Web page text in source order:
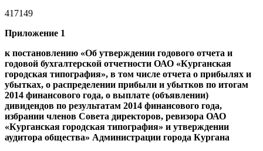
417149
Приложение 1
к постановлению «Об утверждении годового отчета и
годовой бухгалтерской отчетности ОАО «Курганская
городская типография», в том числе отчета о прибылях и
убытках, о распределении прибыли и убытков по итогам
2014 финансового года, о выплате (объявлении)
дивидендов по результатам 2014 финансового года,
избрании членов Совета директоров, ревизора ОАО
«Курганская городская типография» и утверждении
аудитора общества» Администрации города Кургана